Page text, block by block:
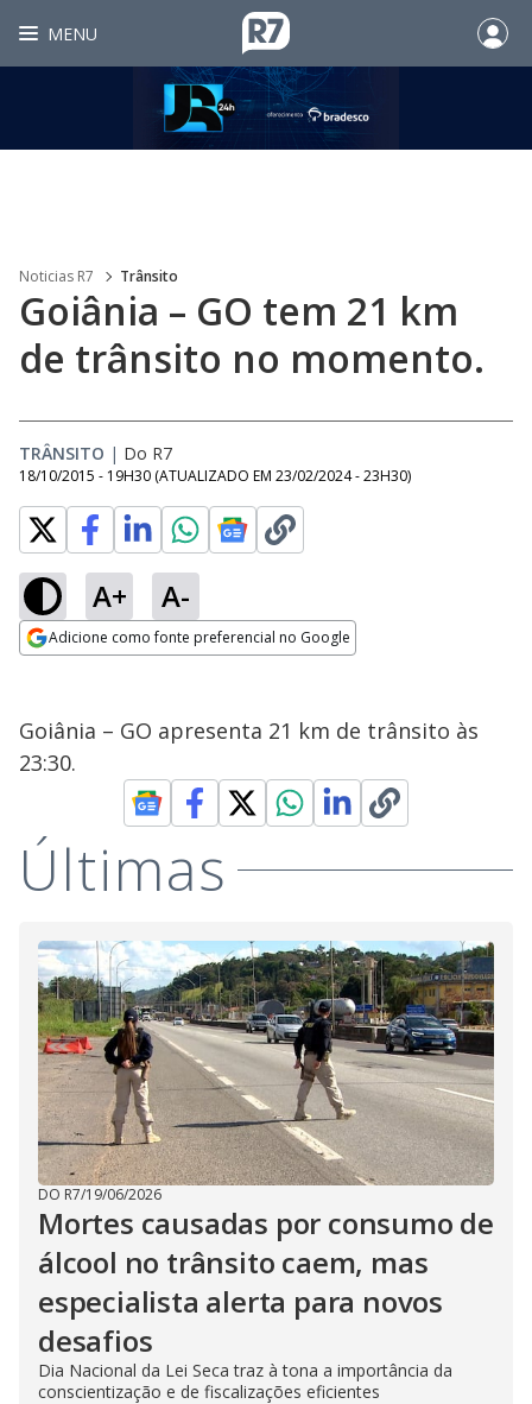
MENU
Noticias R7 Trânsito
Goiânia – GO tem 21 km
de trânsito no momento.
TRÂNSITO | Do R7
18/10/2015 - 19H30 (ATUALIZADO EM 23/02/2024 - 23H30)
A+ A-
Adicione como fonte preferencial no Google
Goiânia – GO apresenta 21 km de trânsito às
23:30.
Últimas
DO R7/19/06/2026
Mortes causadas por consumo de
álcool no trânsito caem, mas
especialista alerta para novos
desafios
Dia Nacional da Lei Seca traz à tona a importância da
conscientização e de fiscalizações eficientes